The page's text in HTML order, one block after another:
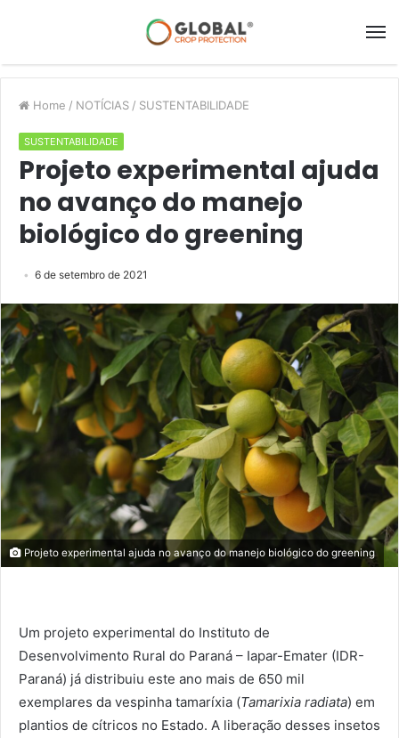
Home / NOTÍCIAS / SUSTENTABILIDADE
SUSTENTABILIDADE
Projeto experimental ajuda
no avanço do manejo
biológico do greening
6 de setembro de 2021
Projeto experimental ajuda no avanço do manejo biológico do greening
Um projeto experimental do Instituto de
Desenvolvimento Rural do Paraná – Iapar-Emater (IDR-
Paraná) já distribuiu este ano mais de 650 mil
exemplares da vespinha tamaríxia (Tamarixia radiata) em
plantios de cítricos no Estado. A liberação desses insetos